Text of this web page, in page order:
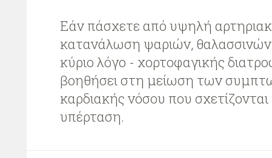
Εάν πάσχετε από υψηλή
κατανάλωση ψαριών, θαλασσινών
κύριο λόγο - χορτοφαγικής
βοηθήσει στη μείωση των
καρδιακής νόσου που
υπέρταση.